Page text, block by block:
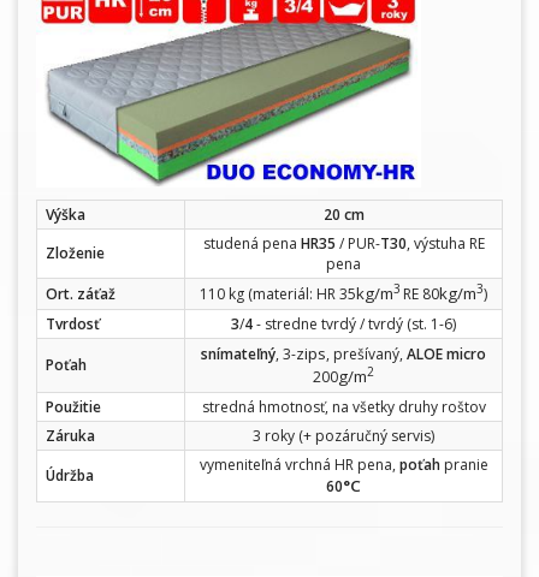
Výška
20 cm
Zloženie
studená pena HR35 / PUR-T30, výstuha RE
pena
Ort. záťaž
110 kg (materiál: HR 35kg/m3 RE 80kg/m3)
Tvrdosť
3/4- stredne tvrdý / tvrdý (st. 1-6)
Poťah
snímateľný, 3-zips, prešívaný, ALOE micro
200g/m2
Použitie
stredná hmotnosť, na všetky druhy roštov
Záruka
3 roky (+ pozáručný servis)
Údržba
vymeniteľná vrchná HR pena, poťahpranie
60°C